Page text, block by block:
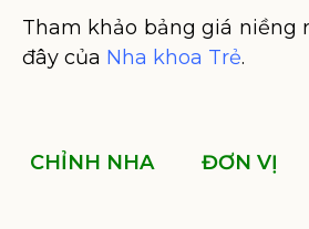
Tham khảo bảng giá niềng
đây của Nha khoa Trẻ.
CHỈNH NHA ĐƠN VỊ